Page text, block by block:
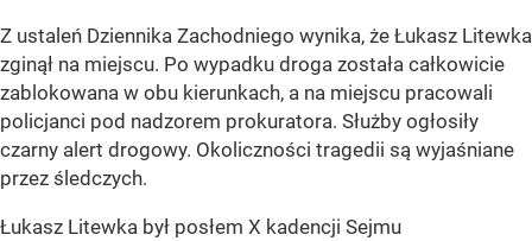
Z ustaleń Dziennika Zachodniego wynika, że Łukasz Litewka
zginął na miejscu. Po wypadku droga została całkowicie
zablokowana w obu kierunkach, a na miejscu pracowali
policjanci pod nadzorem prokuratora. Służby ogłosiły
czarny alert drogowy. Okoliczności tragedii są wyjaśniane
przez śledczych.
Łukasz Litewka był posłem X kadencji Sejmu